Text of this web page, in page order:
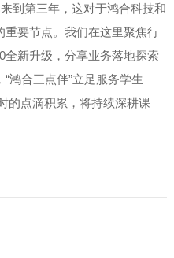
到第三年，这对于鸿合科技和
要节点。我们在这里聚焦行
全新升级，分享业务落地探索
鸿合三点伴”立足服务学生
的点滴积累，将持续深耕课